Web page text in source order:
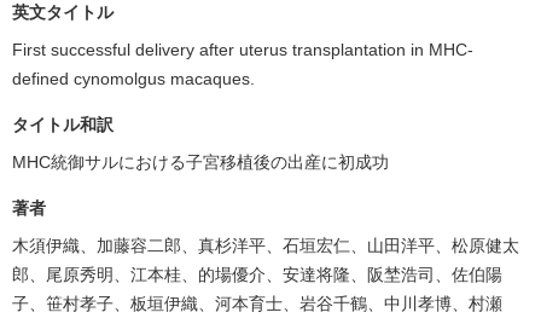
英文タイトル
First successful delivery after uterus transplantation in MHC-
defined cynomolgus macaques.
タイトル和訳
MHC統御サルにおける子宮移植後の出産に初成功
著者
木須伊織、加藤容二郎、真杉洋平、石垣宏仁、山田洋平、松原健太
郎、尾原秀明、江本桂、的場優介、安達将隆、阪埜浩司、佐伯陽
子、笹村孝子、板垣伊織、河本育士、岩谷千鶴、中川孝博、村瀬